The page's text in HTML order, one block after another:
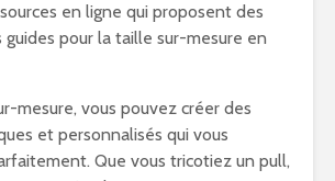
en ligne qui proposent des
pour la taille sur-mesure en
mesure, vous pouvez créer des
et personnalisés qui vous
Que vous tricotiez un pull,